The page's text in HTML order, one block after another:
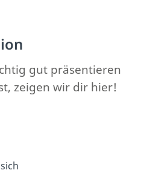
gut präsentieren
zeigen wir dir hier!